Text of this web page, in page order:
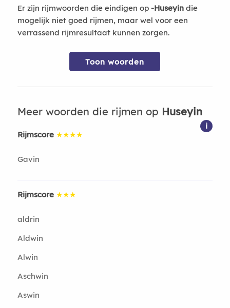
Er zijn rijmwoorden die eindigen op -Huseyindie
mogelijk niet goed rijmen, maar wel voor een
verrassend rijmresultaat kunnen zorgen.
Toon woorden
Meer woorden die rijmen op Huseyin
i
Rijmscore ★★★★
Gavin
Rijmscore ★★★
aldrin
Aldwin
Alwin
Aschwin
Aswin